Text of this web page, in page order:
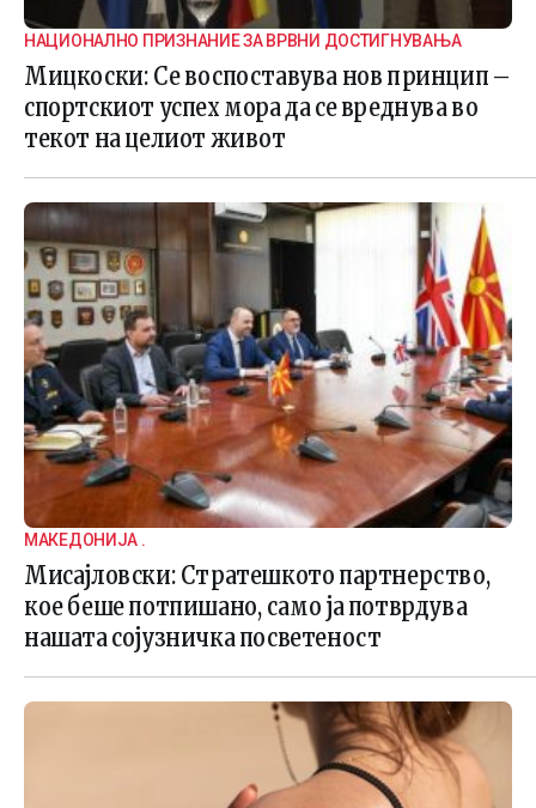
НАЦИОНАЛНО ПРИЗНАНИЕ ЗА ВРВНИ ДОСТИГНУВАЊА
Мицкоски: Се воспоставува нов принцип –
спортскиот успех мора да се вреднува во
текот на целиот живот
МАКЕДОНИЈА .
Мисајловски: Стратешкото партнерство,
кое беше потпишано, само ја потврдува
нашата сојузничка посветеност